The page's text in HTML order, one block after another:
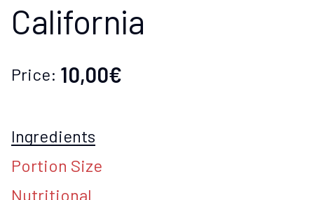
California
Price: 10,00€
Ingredients
Portion Size
Nutritional